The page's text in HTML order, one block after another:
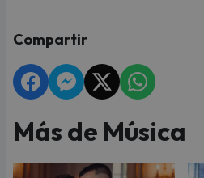
Compartir
Más de Música